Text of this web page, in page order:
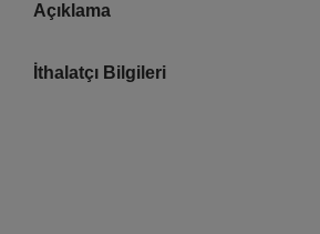
Açıklama
İthalatçı Bilgileri